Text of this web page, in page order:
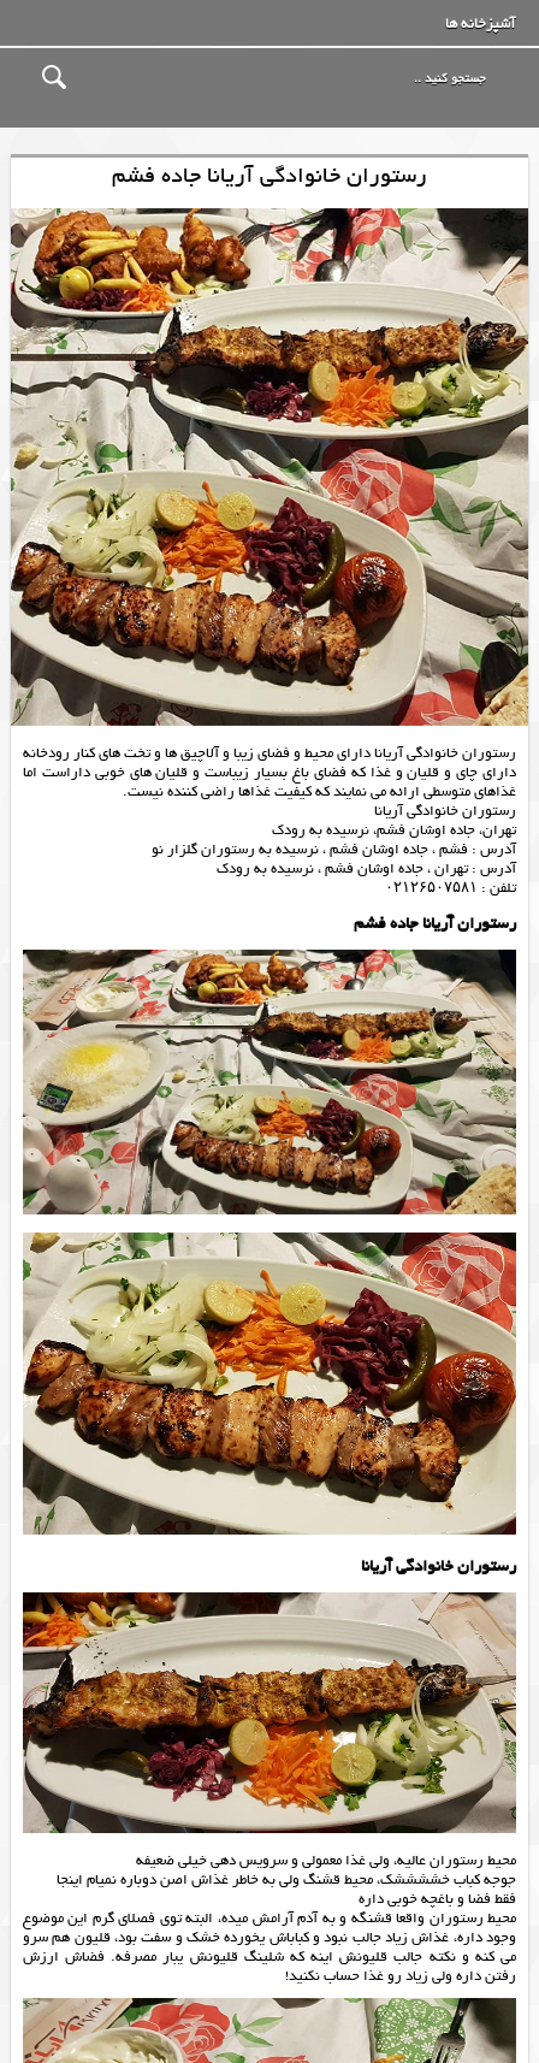
آشپزخانه ها
رستوران خانوادگی آریانا جاده فشم
رستوران خانوادگی آریانا دارای محیط و فضای زیبا و آلاچیق ها و تخت های کنار رودخانه
دارای چای و قلیان و غذا که فضای باغ بسیار زیباست و قلیان های خوبی داراست اما
غذاهای متوسطی ارائه می نمایند که کیفیت غذاها راضی کننده نیست.
رستوران خانوادگی آریانا
تهران، جاده اوشان فشم، نرسیده به رودک
آدرس : فشم ، جاده اوشان فشم ، نرسیده به رستوران گلزار نو
آدرس : تهران ، جاده اوشان فشم ، نرسیده به رودک
تلفن : ۰۲۱۲۶۵۰۷۵۸۱
رستوران آریانا جاده فشم
رستوران خانوادگی آریانا
محيط رستوران عاليه، ولى غذا معمولى و سرويس دهى خيلى ضعيفه
جوجه كباب خششششك، محيط قشنگ ولي به خاطر غذاش اصن دوباره نميام اينجا
فقط فضا و‌ باغچه خوبی داره
محیط رستوران واقعا قشنگه و به آدم آرامش میده، البته توی فصلای گرم این موضوع
وجود داره، غذاش زیاد جالب نبود و کباباش یخورده خشک و سفت بود، قلیون هم سرو
می کنه و نکته جالب قلیونش اینه که شلینگ قلیونش یبار مصرفه. فضاش ارزش
رفتن داره ولی زیاد رو غذا حساب نکنید!